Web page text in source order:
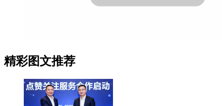
精彩图文推荐